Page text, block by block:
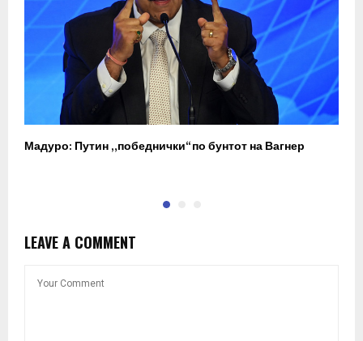
Мадуро: Путин „победнички“ по бунтот на Вагнер
LEAVE A COMMENT